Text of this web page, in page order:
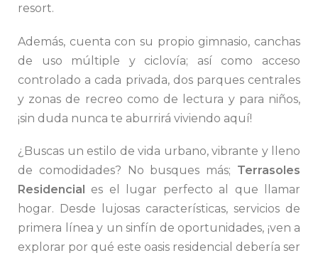
resort.
Además, cuenta con su propio gimnasio, canchas
de uso múltiple y ciclovía; así como acceso
controlado a cada privada, dos parques centrales
y zonas de recreo como de lectura y para niños,
¡sin duda nunca te aburrirá viviendo aquí!
¿Buscas un estilo de vida urbano, vibrante y lleno
de comodidades? No busques más; Terrasoles
Residencial es el lugar perfecto al que llamar
hogar. Desde lujosas características, servicios de
primera línea y un sinfín de oportunidades, ¡ven a
explorar por qué este oasis residencial debería ser